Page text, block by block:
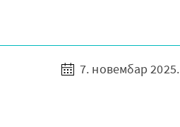
7. новембар 2025.